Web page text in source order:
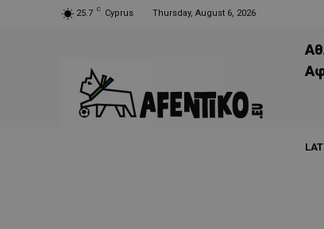
25.7 C Cyprus Thursday, August 6, 2026